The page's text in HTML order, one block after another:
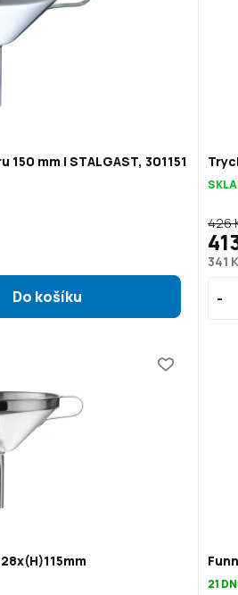
mm | STALGAST, 301151
341
426
21